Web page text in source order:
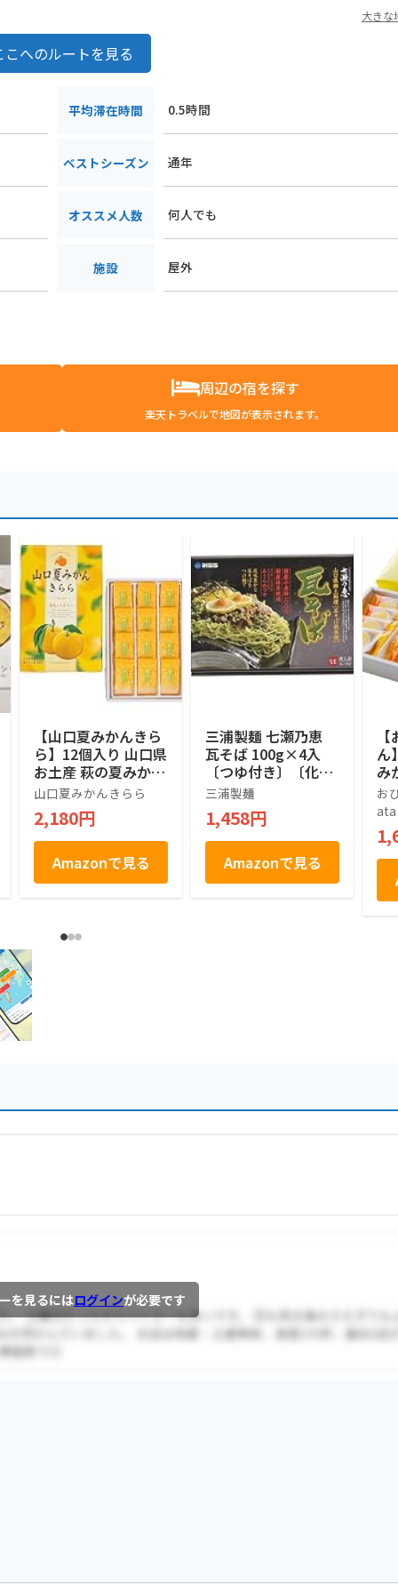
大きな
こへのルートを見る
平均滞在時間 0.5時間
ベストシーズン 通年
オススメ人数 何人でも
施設 屋外
周辺の宿を探す
楽天トラベルで地図が表示されます。
【山口夏みかんきら
ら】12個入り 山口県
お土産 萩の夏みかん
果汁使用 フルーツゼ
リー 個包装 スイー
ツ お菓子 ギフト 贈
り物 手土産 お中元
お歳暮
山口夏みかんきらら
2,180円
Amazonで見る
三浦製麺 七瀬乃恵
瓦そば 100g×4入
〔つゆ付き〕〔化粧
箱〕
三浦製麺
1,458円
Amazonで見る
ん
み
個
夏
キ
お
産
お
ata
を見るにはログインが必要です